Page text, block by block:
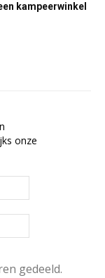
kampeerwinkel
onze
gedeeld.